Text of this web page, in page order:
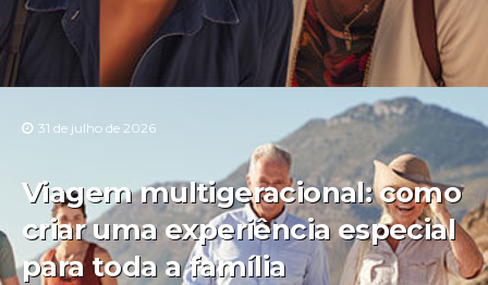
31 de julho de 2026
Viagem multigeracional: como
criar uma experiência especial
para toda a família